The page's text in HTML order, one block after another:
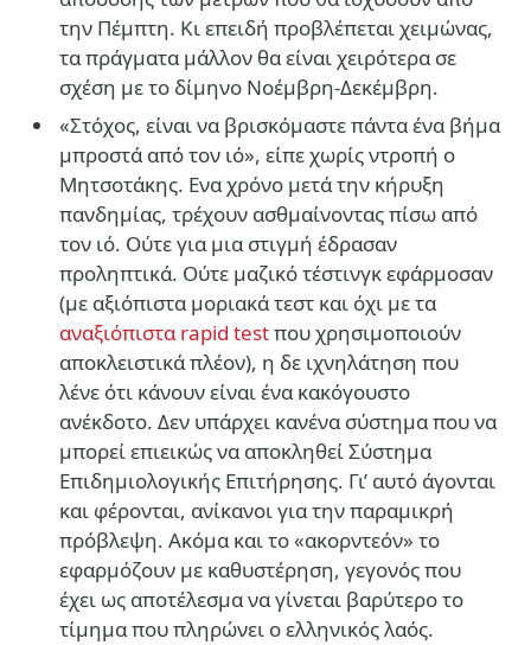
την Πέμπτη. Κι επειδή προβλέπεται χειμώνας,
τα πράγματα μάλλον θα είναι χειρότερα σε
σχέση με το δίμηνο Νοέμβρη-Δεκέμβρη.
«Στόχος, είναι να βρισκόμαστε πάντα ένα βήμα
μπροστά από τον ιό», είπε χωρίς ντροπή ο
Μητσοτάκης. Ενα χρόνο μετά την κήρυξη
πανδημίας, τρέχουν ασθμαίνοντας πίσω από
τον ιό. Ούτε για μια στιγμή έδρασαν
προληπτικά. Ούτε μαζικό τέστινγκ εφάρμοσαν
(με αξιόπιστα μοριακά τεστ και όχι με τα
αναξιόπιστα rapid testπου χρησιμοποιούν
αποκλειστικά πλέον), η δε ιχνηλάτηση που
λένε ότι κάνουν είναι ένα κακόγουστο
ανέκδοτο. Δεν υπάρχει κανένα σύστημα που να
μπορεί επιεικώς να αποκληθεί Σύστημα
Επιδημιολογικής Επιτήρησης. Γι’ αυτό άγονται
και φέρονται, ανίκανοι για την παραμικρή
πρόβλεψη. Ακόμα και το «ακορντεόν» το
εφαρμόζουν με καθυστέρηση, γεγονός που
έχει ως αποτέλεσμα να γίνεται βαρύτερο το
τίμημα που πληρώνει ο ελληνικός λαός.